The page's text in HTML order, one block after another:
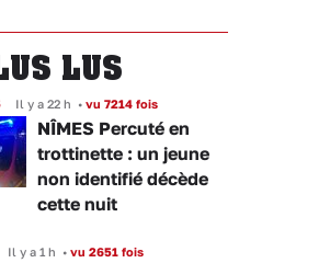
LUS
Il y a 22 h • vu 7214 fois
NÎMES Percuté en
trottinette : un jeune
non identifié décède
cette nuit
Il y a 1 h • vu 2651 fois